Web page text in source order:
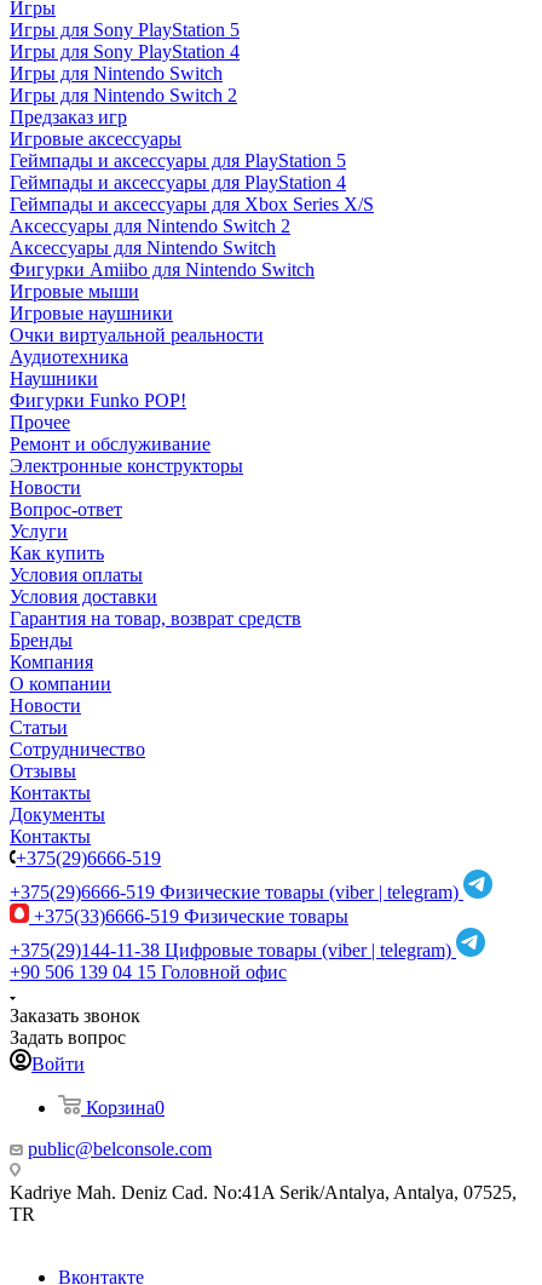
Игры
Игры для Sony PlayStation 5
Игры для Sony PlayStation 4
Игры для Nintendo Switch
Игры для Nintendo Switch 2
Предзаказ игр
Игровые аксессуары
Геймпады и аксессуары для PlayStation 5
Геймпады и аксессуары для PlayStation 4
Геймпады и аксессуары для Xbox Series X/S
Аксессуары для Nintendo Switch 2
Аксессуары для Nintendo Switch
Фигурки Amiibo для Nintendo Switch
Игровые мыши
Игровые наушники
Очки виртуальной реальности
Аудиотехника
Наушники
Фигурки Funko POP!
Прочее
Ремонт и обслуживание
Электронные конструкторы
Новости
Вопрос-ответ
Услуги
Как купить
Условия оплаты
Условия доставки
Гарантия на товар, возврат средств
Бренды
Компания
О компании
Новости
Статьи
Сотрудничество
Отзывы
Контакты
Документы
Контакты
+375(29)6666-519
+375(29)6666-519 Физические товары (viber | telegram)
+375(33)6666-519 Физические товары
+375(29)144-11-38 Цифровые товары (viber | telegram)
+90 506 139 04 15 Головной офис
Заказать звонок
Задать вопрос
Войти
Корзина0
public@belconsole.com
Kadriye Mah. Deniz Cad. No:41A Serik/Antalya, Antalya, 07525,
TR
Вконтакте